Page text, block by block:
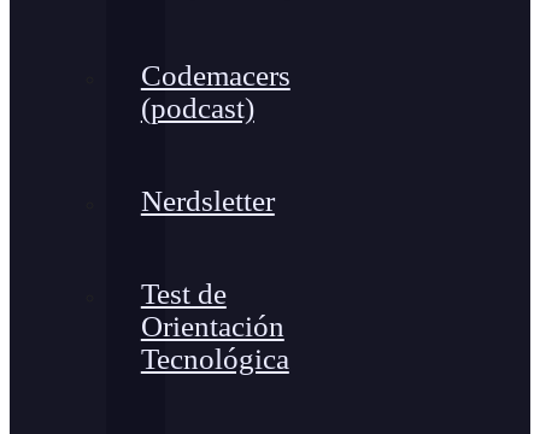
Codemacers
(podcast)
Nerdsletter
Test de
Orientación
Tecnológica